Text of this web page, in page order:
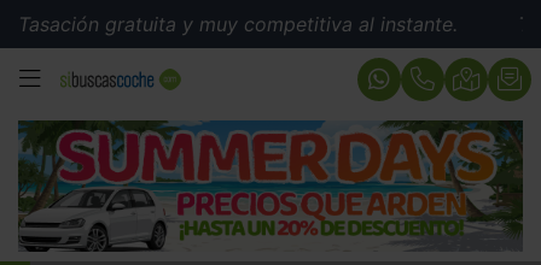
gratuita y muy competitiva al instante.
MENÚ